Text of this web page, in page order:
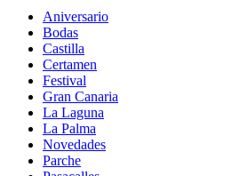
Aniversario
Bodas
Castilla
Certamen
Festival
Gran Canaria
La Laguna
La Palma
Novedades
Parche